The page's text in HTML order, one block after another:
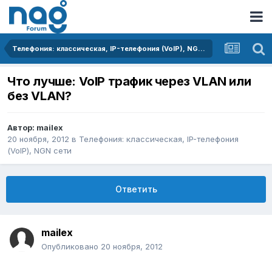
Телефония: классическая, IP-телефония (VoIP), NGN сети
Что лучше: VoIP трафик через VLAN или
без VLAN?
Автор: mailex
20 ноября, 2012 в Телефония: классическая, IP-телефония
(VoIP), NGN сети
Ответить
mailex
Опубликовано 20 ноября, 2012